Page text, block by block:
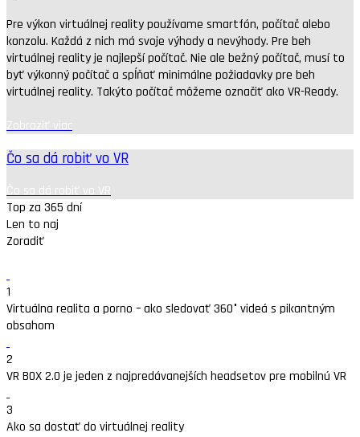
Pre výkon virtuálnej reality používame smartfón, počítač alebo
konzolu. Každá z nich má svoje výhody a nevýhody. Pre beh
virtuálnej reality je najlepší počítač. Nie ale bežný počítač, musí to
byť výkonný počítač a spĺňať minimálne požiadavky pre beh
virtuálnej reality. Takýto počítač môžeme označiť ako VR-Ready.
Zobraziť viac
Čo sa dá robiť vo VR
Čo sa dá robiť vo VR
Top za 365 dní
Len to naj
Zoradiť
1
Virtuálna realita a porno – ako sledovať 360° videá s pikantným
obsahom
2
VR BOX 2.0 je jeden z najpredávanejších headsetov pre mobilnú VR
3
Ako sa dostať do virtuálnej reality